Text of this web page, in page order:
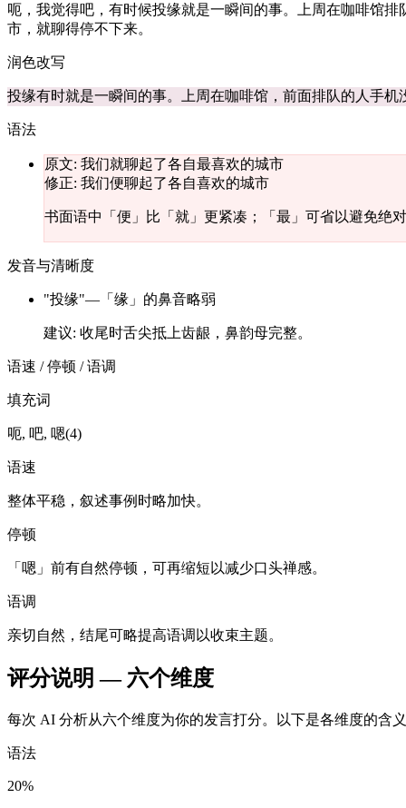
呃，我觉得吧，有时候投缘就是一瞬间的事。上周在咖啡馆
市，就聊得停不下来。
润色改写
投缘有时就是一瞬间的事。上周在咖啡馆，前面排队的人手
语法
原文: 我们就聊起了各自最喜欢的城市
修正: 我们便聊起了各自喜欢的城市
书面语中「便」比「就」更紧凑；「最」可省以避免绝
发音与清晰度
"投缘"— 「缘」的鼻音略弱
建议: 收尾时舌尖抵上齿龈，鼻韵母完整。
语速 / 停顿 / 语调
填充词
呃, 吧, 嗯(4)
语速
整体平稳，叙述事例时略加快。
停顿
「嗯」前有自然停顿，可再缩短以减少口头禅感。
语调
亲切自然，结尾可略提高语调以收束主题。
评分说明 — 六个维度
每次 AI 分析从六个维度为你的发言打分。以下是各维度的含
语法
20%